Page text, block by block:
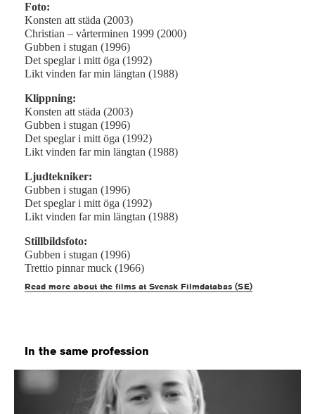
Foto:
Konsten att städa (2003)
Christian – vårterminen 1999 (2000)
Gubben i stugan (1996)
Det speglar i mitt öga (1992)
Likt vinden far min längtan (1988)
Klippning:
Konsten att städa (2003)
Gubben i stugan (1996)
Det speglar i mitt öga (1992)
Likt vinden far min längtan (1988)
Ljudtekniker:
Gubben i stugan (1996)
Det speglar i mitt öga (1992)
Likt vinden far min längtan (1988)
Stillbildsfoto:
Gubben i stugan (1996)
Trettio pinnar muck (1966)
Read more about the films at Svensk Filmdatabas (SE)
In the same profession